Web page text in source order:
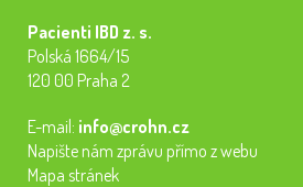
Pacienti IBD z. s.
Polská 1664/15
120 00 Praha 2
E-mail: info@crohn.cz
Napište nám zprávu přímo z webu
Mapa stránek